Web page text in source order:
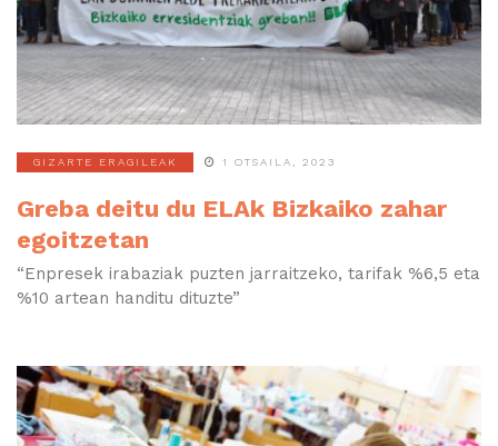
GIZARTE ERAGILEAK 1 OTSAILA, 2023
Greba deitu du ELAk Bizkaiko zahar
egoitzetan
“Enpresek irabaziak puzten jarraitzeko, tarifak %6,5 eta
%10 artean handitu dituzte”